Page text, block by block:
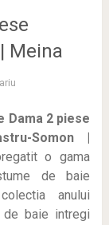
Meina
Dama 2 piese
Somon |
o gama
de baie
anului
de baie intregi